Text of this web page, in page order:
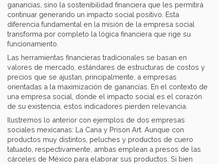
ganancias, sino la sostenibilidad financiera que les permitirá
continuar generando un impacto social positivo. Esta
diferencia fundamental en la misión de la empresa social
transforma por completo la lógica financiera que rige su
funcionamiento.
Las herramientas financieras tradicionales se basan en
valores de mercado, estándares de estructuras de costos y
precios que se ajustan, principalmente, a empresas
orientadas a la maximización de ganancias. En el contexto de
una empresa social, donde el impacto social es el corazón
de su existencia, estos indicadores pierden relevancia.
Ilustremos lo anterior con ejemplos de dos empresas
sociales mexicanas: La Cana y Prison Art. Aunque con
productos muy distintos, peluches y productos de cuero
tatuado, respectivamente, ambas emplean a presos de las
cárceles de México para elaborar sus productos. Si bien